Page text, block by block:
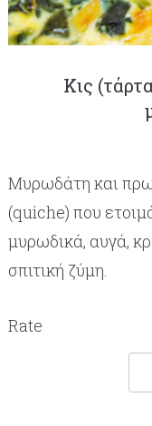
Κις
Μυρωδάτη και
(quiche) που
μυρωδικά, αυγά,
σπιτική ζύμη.
Rate